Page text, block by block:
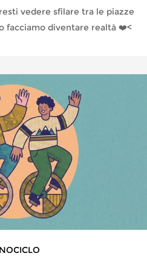
vedere sfilare tra le piazze
facciamo diventare realtà ❤️<